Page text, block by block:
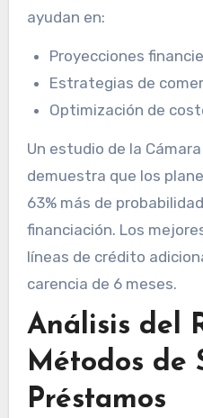
ayudan en:
Proyecciones
Estrategias de
Optimización de
Un estudio de la
demuestra que los
63% más de
financiación. Los
líneas de crédito
carencia de 6 meses.
Análisis del
Métodos de
Préstamos